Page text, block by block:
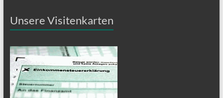
Unsere Visitenkarten